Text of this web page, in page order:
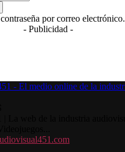
por correo electrónico.
- Publicidad -